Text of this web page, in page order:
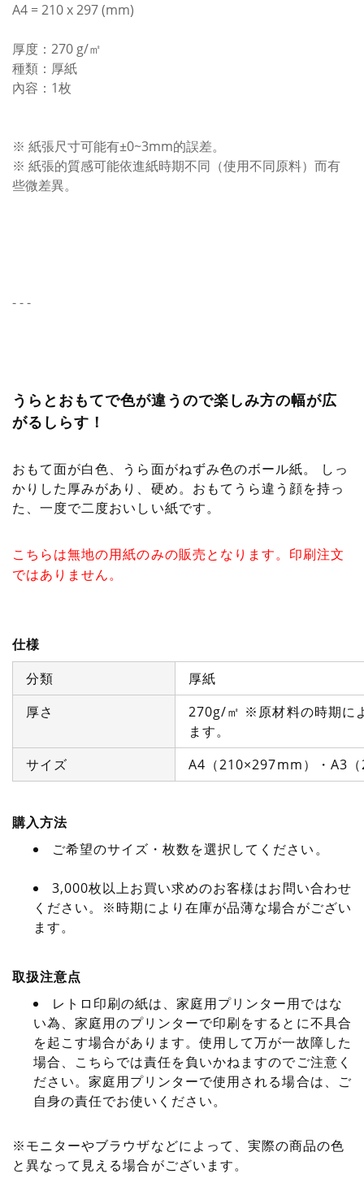
A4 = 210 x 297 (mm)
厚度：270 g/㎡
種類：厚紙
內容：1枚
※ 紙張尺寸可能有±0~3mm的誤差。
※ 紙張的質感可能依進紙時期不同（使用不同原料）而有
些微差異。
- - -
うらとおもてで色が違うので楽しみ方の幅が広
がるしらす！
おもて面が白色、うら面がねずみ色のボール紙。 しっ
かりした厚みがあり、硬め。おもてうら違う顔を持っ
た、一度で二度おいしい紙です。
こちらは無地の用紙のみの販売となります。印刷注文
ではありません。
仕様
分類
厚紙
厚さ
270g/㎡ ※原材料の時期に
ます。
サイズ
A4（210×297mm）・A3
購入方法
ご希望のサイズ・枚数を選択してください。
3,000枚以上お買い求めのお客様はお問い合わせ
ください。※時期により在庫が品薄な場合がござい
ます。
取扱注意点
レトロ印刷の紙は、家庭用プリンター用ではな
い為、家庭用のプリンターで印刷をするとに不具合
を起こす場合があります。使用して万が一故障した
場合、こちらでは責任を負いかねますのでご注意く
ださい。家庭用プリンターで使用される場合は、ご
自身の責任でお使いください。
※モニターやブラウザなどによって、実際の商品の色
と異なって見える場合がございます。